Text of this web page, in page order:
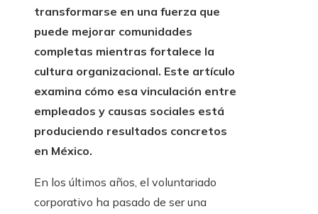
transformarse en una fuerza que
puede mejorar comunidades
completas mientras fortalece la
cultura organizacional. Este artículo
examina cómo esa vinculación entre
empleados y causas sociales está
produciendo resultados concretos
en México.
En los últimos años, el voluntariado
corporativo ha pasado de ser una